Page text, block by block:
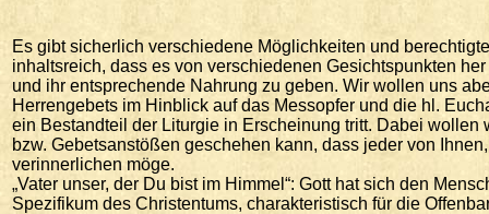
Es gibt sicherlich verschiedene Möglichkeiten und
inhaltsreich, dass es von verschiedenen Gesichtspunkten
und ihr entsprechende Nahrung zu geben. Wir wollen uns
Herrengebets im Hinblick auf das Messopfer und die hl.
ein Bestandteil der Liturgie in Erscheinung tritt. Dabei
bzw. Gebetsanstößen geschehen kann, dass jeder von
verinnerlichen möge.
„Vater unser, der Du bist im Himmel“: Gott hat sich den
Spezifikum des Christentums, charakteristisch für die